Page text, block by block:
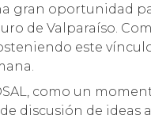
gran oportunidad
de Valparaíso.
este
como un
discusión de ideas